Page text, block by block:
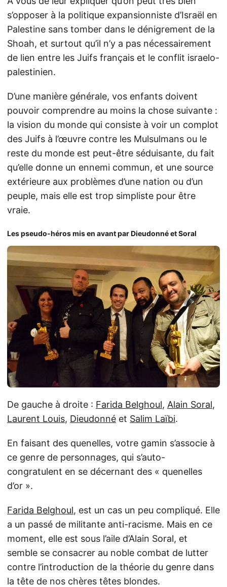
s’opposer à la politique expansionniste d’Israël en
Palestine sans tomber dans le dénigrement de la
Shoah, et surtout qu’il n’y a pas nécessairement
de lien entre les Juifs français et le conflit israelo-
palestinien.
D’une manière générale, vos enfants doivent
pouvoir comprendre au moins la chose suivante :
la vision du monde qui consiste à voir un complot
des Juifs à l’œuvre contre les Mulsulmans ou le
reste du monde est peut-être séduisante, du fait
qu’elle donne un ennemi commun, et une source
extérieure aux problèmes d’une nation ou d’un
peuple, mais elle est trop simpliste pour être
vraie.
Les pseudo-héros mis en avant par Dieudonné et Soral
De gauche à droite : Farida Belghoul, Alain Soral,
Laurent Louis, Dieudonné et Salim Laïbi.
En faisant des quenelles, votre gamin s’associe à
ce genre de personnages, qui s’auto-
congratulent en se décernant des « quenelles
d’or ».
Farida Belghoul, est un cas un peu compliqué. Elle
a un passé de militante anti-racisme. Mais en ce
moment, elle est sous l’aile d’Alain Soral, et
semble se consacrer au noble combat de lutter
contre l’introduction de la théorie du genre dans
la tête de nos chères têtes blondes.